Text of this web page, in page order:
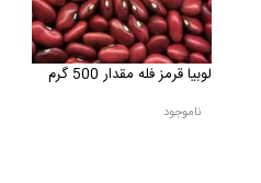
لوبیا قرمز فله مقدار 500 گرم
ناموجود